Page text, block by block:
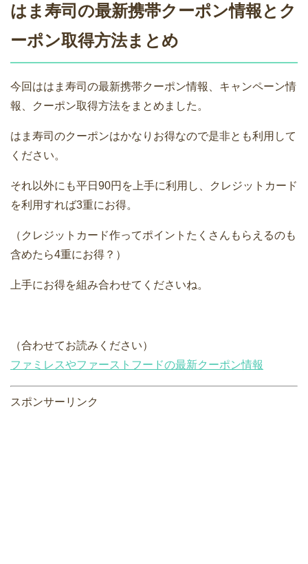
はま寿司の最新携帯クーポン情報とク
ーポン取得方法まとめ
今回ははま寿司の最新携帯クーポン情報、キャンペーン情
報、クーポン取得方法をまとめました。
はま寿司のクーポンはかなりお得なので是非とも利用して
ください。
それ以外にも平日90円を上手に利用し、クレジットカード
を利用すれば3重にお得。
（クレジットカード作ってポイントたくさんもらえるのも
含めたら4重にお得？）
上手にお得を組み合わせてくださいね。
（合わせてお読みください）
ファミレスやファーストフードの最新クーポン情報
スポンサーリンク